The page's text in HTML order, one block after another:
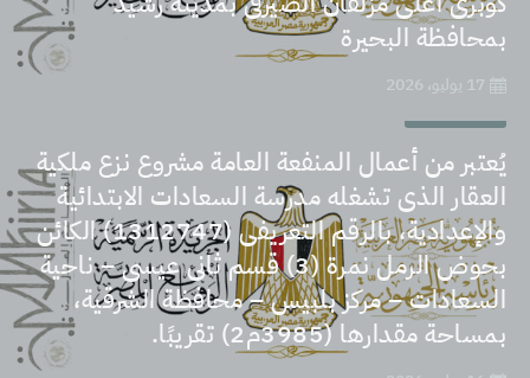
بمحافظة البحيرة
17 يوليو، 2026
يُعتبر من أعمال المنفعة العامة مشروع نزع ملكية
العقار الذى تشغله مدرسة السعادات الابتدائية
والإعدادية، بالرقم التعريفى (1312747) الكائن
بحوض الرمل نمرة (3) قسم ثانى عيسى – ناحية
السعادات – مركز بلبيس – محافظة الشرقية،
بمساحة مقدارها (3985م2) تقريبًا.